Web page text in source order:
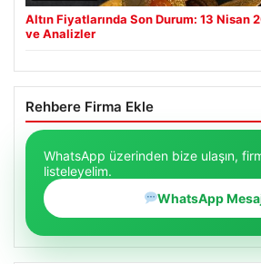
Altın Fiyatlarında Son Durum: 13 Nisan
ve Analizler
Rehbere Firma Ekle
WhatsApp üzerinden bize ulaşın,
listeleyelim.
WhatsApp